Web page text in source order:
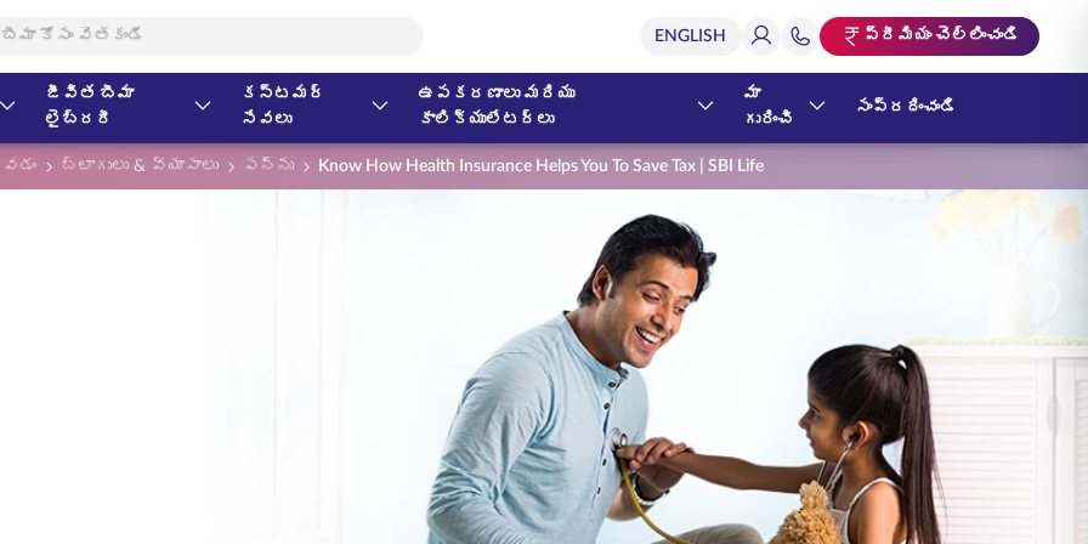
ప్రీమియం చెల్లించండి
జీవిత బీమా
లైబ్రరీ
కస్టమర్
సేవలు
ఉపకరణాలు మరియు
కాలిక్యులేటర్లు
మా
గురించి
సంప్రదించండి
బ్లాగులు & వ్యాసాలు పన్ను Know How Health Insurance Helps You To Save Tax | SBI Life